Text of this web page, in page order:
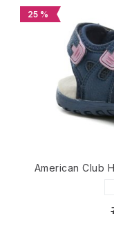
25 %
American Club